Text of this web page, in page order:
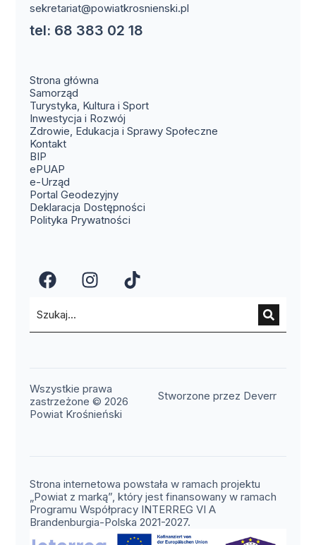
sekretariat@powiatkrosnienski.pl
tel: 68 383 02 18
Strona główna
Samorząd
Turystyka, Kultura i Sport
Inwestycja i Rozwój
Zdrowie, Edukacja i Sprawy Społeczne
Kontakt(otwiera się w nowym oknie)
BIP
ePUAP
e-Urząd
Portal Geodezyjny(otwiera się w nowym oknie)
Deklaracja Dostępności
Polityka Prywatności
(otwiera się w nowym oknie)
(otwiera się w nowym
(otwiera się w
Wszystkie prawa
zastrzeżone © 2026
Powiat Krośnieński
Stworzone przez Deverr
Strona internetowa powstała w ramach projektu
„Powiat z marką”, który jest finansowany w ramach
Programu Współpracy INTERREG VI A
Brandenburgia-Polska 2021-2027.